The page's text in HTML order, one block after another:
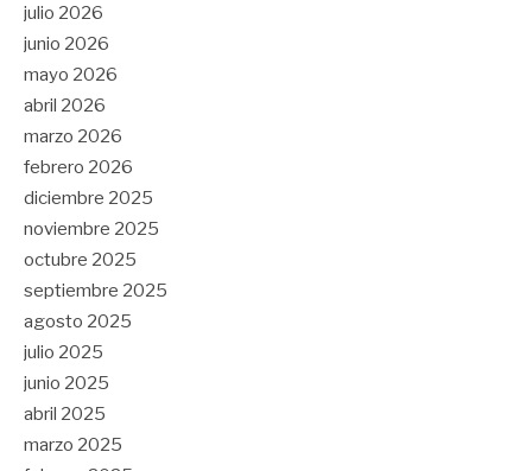
julio 2026
junio 2026
mayo 2026
abril 2026
marzo 2026
febrero 2026
diciembre 2025
noviembre 2025
octubre 2025
septiembre 2025
agosto 2025
julio 2025
junio 2025
abril 2025
marzo 2025